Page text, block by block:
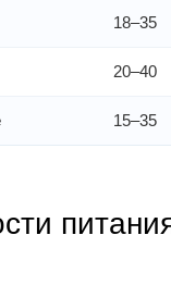
18–35
20–40
15–35